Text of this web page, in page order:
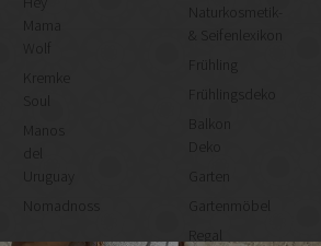
Mama
Wolf
Kremke
Manos
Uruguay
Nomadnoss
Naturkosmetik-
& Seifenlexikon
Frühling
Frühlingsdeko
Balkon
Deko
Garten
Gartenmöbel
Regal